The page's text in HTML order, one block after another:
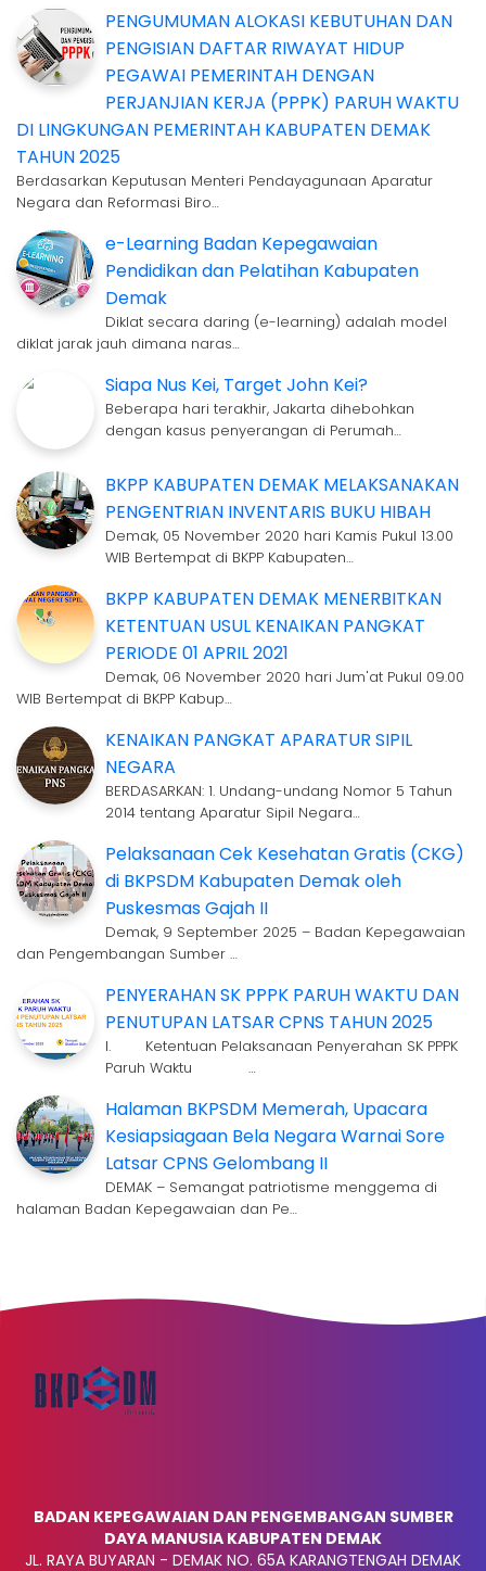
PENGUMUMAN ALOKASI KEBUTUHAN DAN
PENGISIAN DAFTAR RIWAYAT HIDUP
PEGAWAI PEMERINTAH DENGAN
PERJANJIAN KERJA (PPPK) PARUH WAKTU
DI LINGKUNGAN PEMERINTAH KABUPATEN DEMAK
TAHUN 2025
Berdasarkan Keputusan Menteri Pendayagunaan Aparatur
Negara dan Reformasi Biro…
e-Learning Badan Kepegawaian
Pendidikan dan Pelatihan Kabupaten
Demak
Diklat secara daring (e-learning) adalah model
diklat jarak jauh dimana naras…
Siapa Nus Kei, Target John Kei?
Beberapa hari terakhir, Jakarta dihebohkan
dengan kasus penyerangan di Perumah…
BKPP KABUPATEN DEMAK MELAKSANAKAN
PENGENTRIAN INVENTARIS BUKU HIBAH
Demak, 05 November 2020 hari Kamis Pukul 13.00
WIB Bertempat di BKPP Kabupaten…
BKPP KABUPATEN DEMAK MENERBITKAN
KETENTUAN USUL KENAIKAN PANGKAT
PERIODE 01 APRIL 2021
Demak, 06 November 2020 hari Jum'at Pukul 09.00
WIB Bertempat di BKPP Kabup…
KENAIKAN PANGKAT APARATUR SIPIL
NEGARA
BERDASARKAN: 1. Undang-undang Nomor 5 Tahun
2014 tentang Aparatur Sipil Negara…
Pelaksanaan Cek Kesehatan Gratis (CKG)
di BKPSDM Kabupaten Demak oleh
Puskesmas Gajah II
Demak, 9 September 2025 – Badan Kepegawaian
dan Pengembangan Sumber …
PENYERAHAN SK PPPK PARUH WAKTU DAN
PENUTUPAN LATSAR CPNS TAHUN 2025
I. Ketentuan Pelaksanaan Penyerahan SK PPPK
Paruh Waktu …
Halaman BKPSDM Memerah, Upacara
Kesiapsiagaan Bela Negara Warnai Sore
Latsar CPNS Gelombang II
DEMAK – Semangat patriotisme menggema di
halaman Badan Kepegawaian dan Pe…
BADAN KEPEGAWAIAN DAN PENGEMBANGAN SUMBER
DAYA MANUSIA KABUPATEN DEMAK
JL. RAYA BUYARAN - DEMAK NO. 65A KARANGTENGAH DEMAK